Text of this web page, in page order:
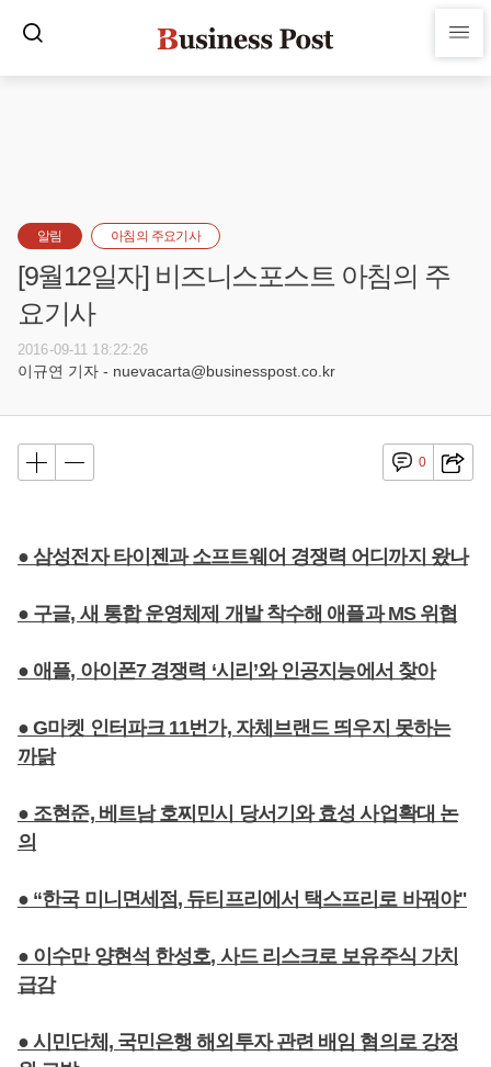
알림 아침의 주요기사
[9월12일자] 비즈니스포스트 아침의 주
요기사
2016-09-11 18:22:26
이규연 기자 - nuevacarta@businesspost.co.kr
0
● 삼성전자 타이젠과 소프트웨어 경쟁력 어디까지 왔나
● 구글, 새 통합 운영체제 개발 착수해 애플과 MS 위협
● 애플, 아이폰7 경쟁력 ‘시리’와 인공지능에서 찾아
● G마켓 인터파크 11번가, 자체브랜드 띄우지 못하는
까닭
● 조현준, 베트남 호찌민시 당서기와 효성 사업확대 논
의
● “한국 미니면세점, 듀티프리에서 택스프리로 바꿔야"
● 이수만 양현석 한성호, 사드 리스크로 보유주식 가치
급감
● 시민단체, 국민은행 해외투자 관련 배임 혐의로 강정